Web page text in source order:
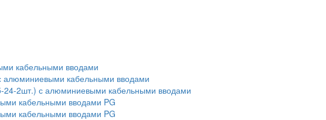
кабельными вводами
кабельными вводами
2шт.) с алюминиевыми кабельными вводами
кабельными вводами PG
кабельными вводами PG